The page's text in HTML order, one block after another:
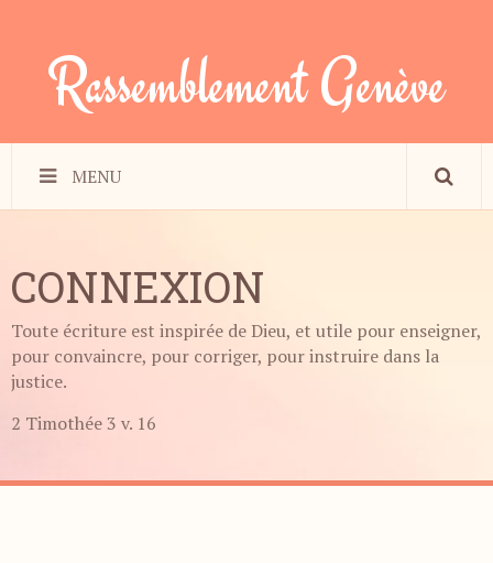
Rassemblement Genève
MENU
CONNEXION
Toute écriture est inspirée de Dieu, et utile pour enseigner,
pour convaincre, pour corriger, pour instruire dans la
justice.
2 Timothée 3 v. 16